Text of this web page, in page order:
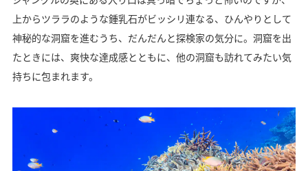
上からツララのような鍾乳石がビッシリ連なる、ひんやりとして
神秘的な洞窟を進むうち、だんだんと探検家の気分に。洞窟を出
たときには、爽快な達成感とともに、他の洞窟も訪れてみたい気
持ちに包まれます。